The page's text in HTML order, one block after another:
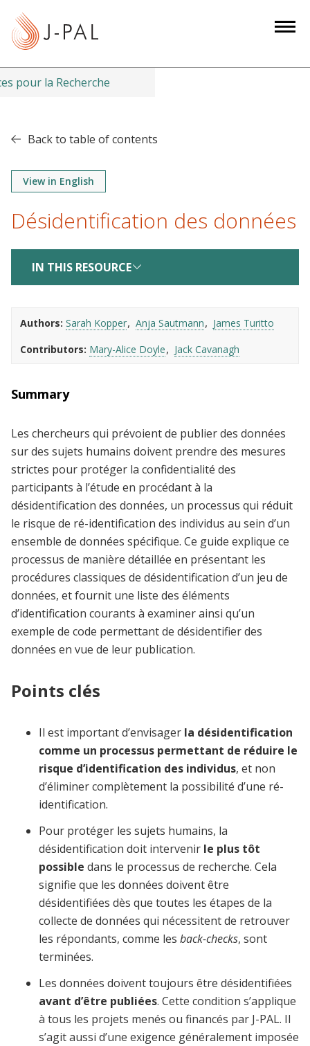
t
pour la Recherche
Back to table of contents
View in English
Désidentification des données
IN THIS RESOURCE
Authors Sarah Kopper Anja Sautmann
James Turitto
Contributors Mary-Alice Doyle Jack Cavanagh
Summary
Les chercheurs qui prévoient de publier des données
sur des sujets humains doivent prendre des mesures
strictes pour protéger la confidentialité des
participants à l’étude en procédant à la
désidentification des données, un processus qui réduit
le risque de ré-identification des individus au sein d’un
ensemble de données spécifique. Ce guide explique ce
processus de manière détaillée en présentant les
procédures classiques de désidentification d’un jeu de
données, et fournit une liste des éléments
d’identification courants à examiner ainsi qu’un
exemple de code permettant de désidentifier des
données en vue de leur publication.
Points clés
Il est important d’envisager la désidentification
comme un processus permettant de réduire le
risque d’identification des individus, et non
d’éliminer complètement la possibilité d’une ré-
identification.
Pour protéger les sujets humains, la
désidentification doit intervenir le plus tôt
possible dans le processus de recherche. Cela
signifie que les données doivent être
désidentifiées dès que toutes les étapes de la
collecte de données qui nécessitent de retrouver
les répondants, comme les back-checks, sont
terminées.
Les données doivent toujours être désidentifiées
avant d’être publiées. Cette condition s’applique
à tous les projets menés ou financés par J-PAL. Il
s’agit aussi d’une exigence généralement imposée